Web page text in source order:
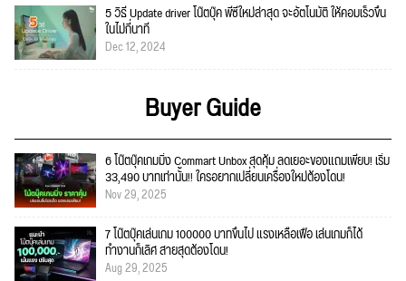
5 วิธี Update driver โน๊ตบุ๊ค พีซีใหม่ล่าสุด จะอัตโนมัติ ให้คอมเร็วขึ้น
ในไม่กี่นาที
Dec 12, 2024
Buyer Guide
6 โน๊ตบุ๊คเกมมิ่ง Commart Unbox สุดคุ้ม ลดเยอะของแถมเพียบ! เริ่ม
33,490 บาทเท่านั้น!! ใครอยากเปลี่ยนเครื่องใหม่ต้องโดน!
Nov 29, 2025
7 โน๊ตบุ๊คเล่นเกม 100000 บาทขึ้นไป แรงเหลือเฟือ เล่นเกมก็ได้
ทำงานก็เลิศ สายสุดต้องโดน!
Aug 29, 2025